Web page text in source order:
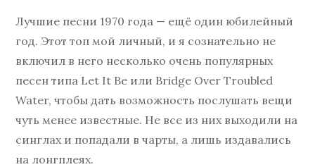
Лучшие песни 1970 года — ещё один юбилейный
год. Этот топ мой личный, и я сознательно не
включил в него несколько очень популярных
песен типа Let It Be или Bridge Over Troubled
Water, чтобы дать возможность послушать вещи
чуть менее известные. Не все из них выходили на
синглах и попадали в чарты, а лишь издавались
на лонгплеях.